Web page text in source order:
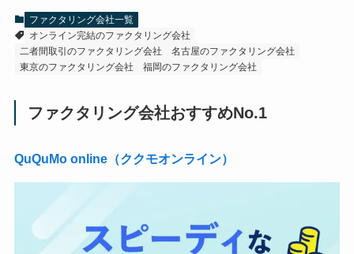
ファクタリング会社一覧
オンライン完結のファクタリング会社
二者間取引のファクタリング会社
名古屋のファクタリング会社
東京のファクタリング会社
福岡のファクタリング会社
ファクタリング会社おすすめNo.1
QuQuMo online（ククモオンライン）